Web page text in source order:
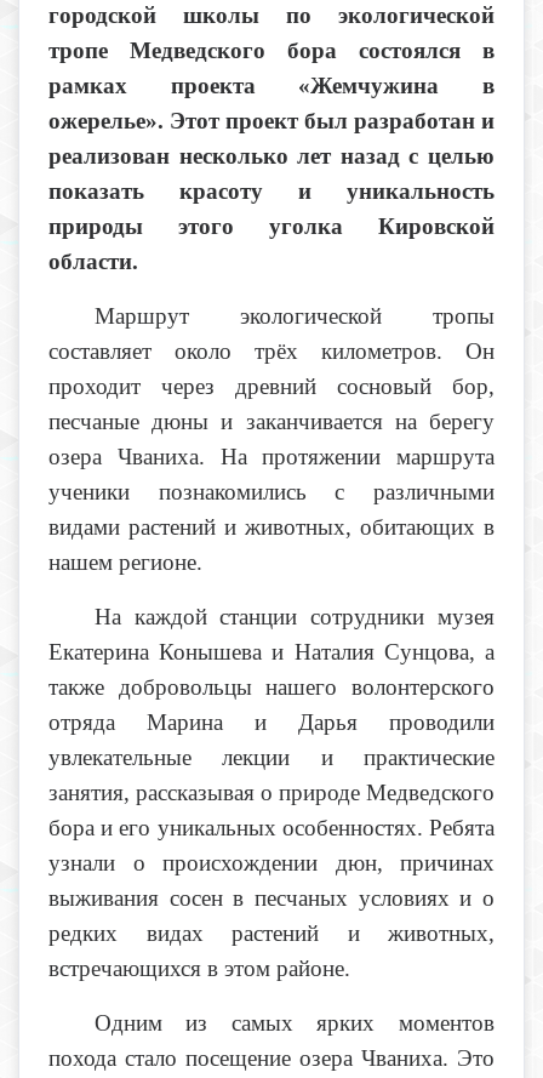
городской школы по экологической
тропе Медведского бора состоялся в
рамках проекта «Жемчужина в
ожерелье». Этот проект был разработан и
реализован несколько лет назад с целью
показать красоту и уникальность
природы этого уголка Кировской
области.
Маршрут экологической тропы
составляет около трёх километров. Он
проходит через древний сосновый бор,
песчаные дюны и заканчивается на берегу
озера Чваниха. На протяжении маршрута
ученики познакомились с различными
видами растений и животных, обитающих в
нашем регионе.
На каждой станции сотрудники музея
Екатерина Конышева и Наталия Сунцова, а
также добровольцы нашего волонтерского
отряда Марина и Дарья проводили
увлекательные лекции и практические
занятия, рассказывая о природе Медведского
бора и его уникальных особенностях. Ребята
узнали о происхождении дюн, причинах
выживания сосен в песчаных условиях и о
редких видах растений и животных,
встречающихся в этом районе.
Одним из самых ярких моментов
похода стало посещение озера Чваниха. Это